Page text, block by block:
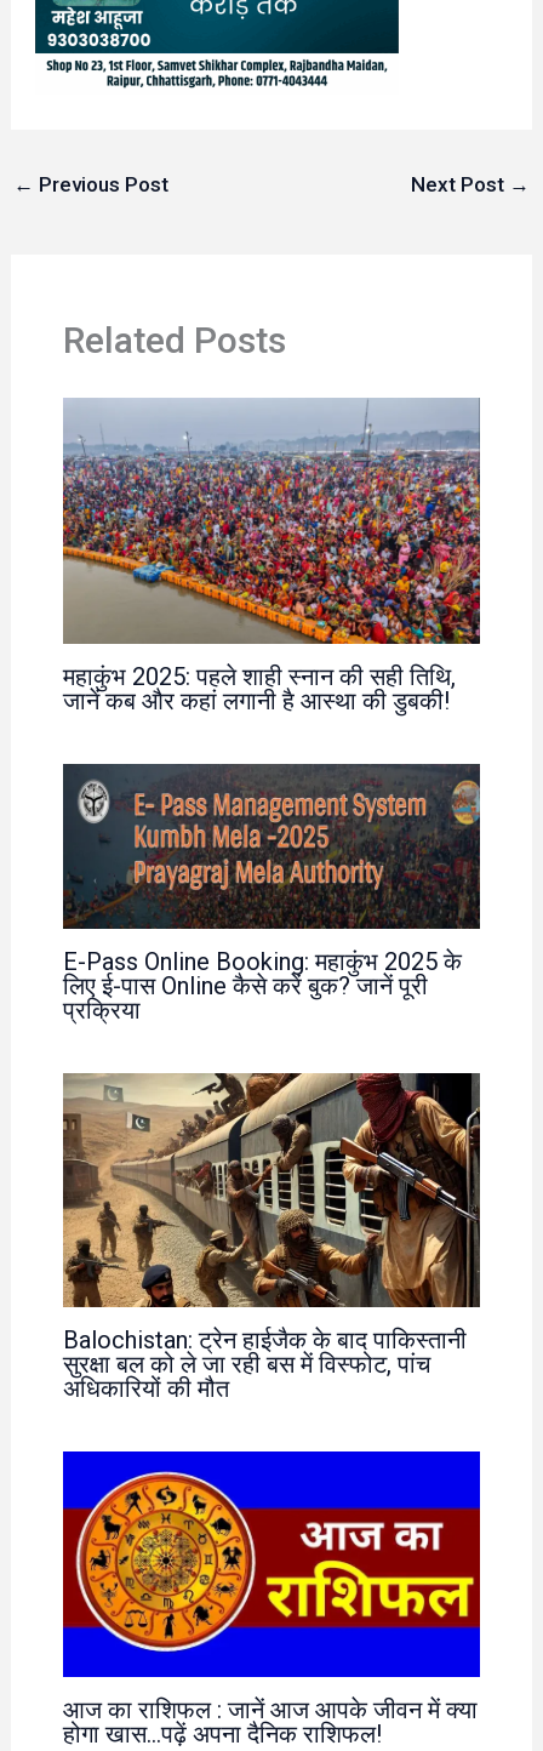
← Previous Post Next Post →
Related Posts
महाकुंभ 2025: पहले शाही स्नान की सही तिथि,
जानें कब और कहां लगानी है आस्था की डुबकी!
E-Pass Online Booking: महाकुंभ 2025 के
लिए ई-पास Online कैसे करें बुक? जानें पूरी
प्रक्रिया
Balochistan: ट्रेन हाईजैक के बाद पाकिस्तानी
सुरक्षा बल को ले जा रही बस में विस्फोट, पांच
अधिकारियों की मौत
आज का राशिफल : जानें आज आपके जीवन में क्या
होगा खास…पढ़ें अपना दैनिक राशिफल!